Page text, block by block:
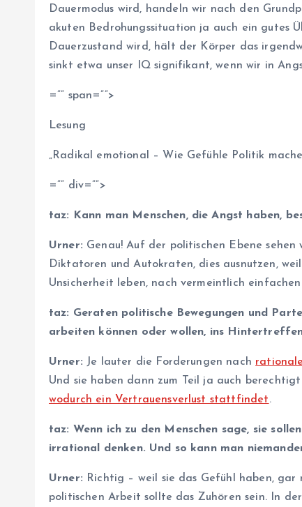
Dauermodus wird, handeln wir nach den
akuten Bedrohungssituation ja auch ein gutes
Dauerzustand wird, hält der Körper das
sinkt etwa unser IQ signifikant, wenn wir in
=”” span=””>
Lesung
„Radikal emotional – Wie Gefühle Politik
=”” div=””>
taz: Kann man Menschen, die Angst haben,
Urner: Genau! Auf der politischen Ebene sehen
Diktatoren und Autokraten, dies ausnutzen,
Unsicherheit leben, nach vermeintlich
taz: Geraten politische Bewegungen und
arbeiten können oder wollen, ins
Urner: Je lauter die Forderungen nach
Und sie haben dann zum Teil ja auch
wodurch ein Vertrauensverlust stattfindet.
taz: Wenn ich zu den Menschen sage, sie
irrational denken. Und so kann man
Urner: Richtig – weil sie das Gefühl haben,
politischen Arbeit sollte das Zuhören sein. In der